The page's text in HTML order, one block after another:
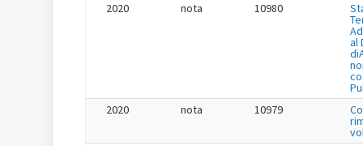
2020
nota 10980
al
2020
nota 10979